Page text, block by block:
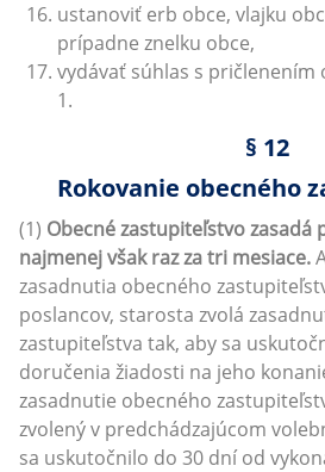
ustanoviť erb obce, vlajku
prípadne znelku obce,
vydávať súhlas s pričlenením
1.
§ 12
Rokovanie obecného
(1) Obecné zastupiteľstvo zasadá
najmenej však raz za tri mesiace.
zasadnutia obecného
poslancov, starosta zvolá
zastupiteľstva tak, aby sa
doručenia žiadosti na jeho
zasadnutie obecného
zvolený v predchádzajúcom
sa uskutočnilo do 30 dní od